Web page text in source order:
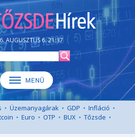
AUGUSZTUS 6. 21:37
• Üzemanyagárak • GDP • Infláció •
• Euro • OTP • BUX • Tőzsde •